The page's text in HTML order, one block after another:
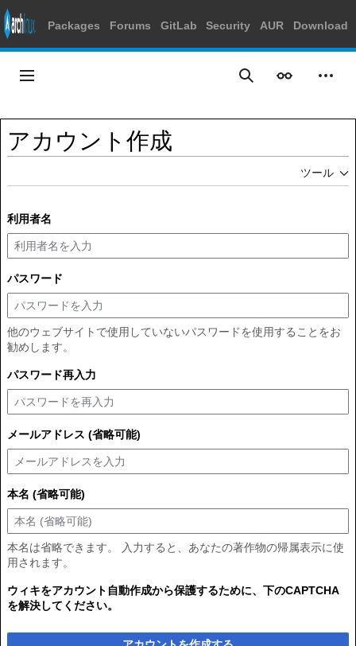
Packages Forums GitLab Security AUR Download
ス
メインメニュー 検索 表示 個人
アカウント作成
ツール
利用者名
パスワード
他のウェブサイトで使用していないパスワードを使用することをお
勧めします。
パスワード再入力
メールアドレス (省略可能)
本名 (省略可能)
本名は省略できます。 入力すると、あなたの著作物の帰属表示に使
用されます。
ウィキをアカウント自動作成から保護するために、下のCAPTCHA
を解決してください。